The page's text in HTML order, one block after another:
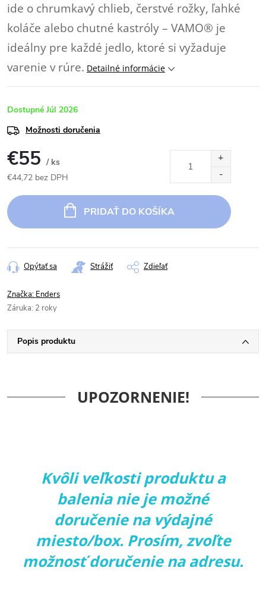
ide o chrumkavý chlieb, čerstvé rožky, ľahké
koláče alebo chutné kastróly – VAMO® je
ideálny pre každé jedlo, ktoré si vyžaduje
varenie v rúre. Detailné informácie
Dostupné Júl 2026
Možnosti doručenia
€55 / ks
€44,72 bez DPH
cena:
PRIDAŤ DO KOŠÍKA
Opýtať sa Strážiť Zdieľať
Značka: Enders
Záruka: 2 roky
Popis produktu
UPOZORNENIE!
Kvôli veľkosti produktu a
balenia nie je možné
doručenie na výdajné
miesto/box. Prosím, zvoľte
možnosť doručenie na adresu.